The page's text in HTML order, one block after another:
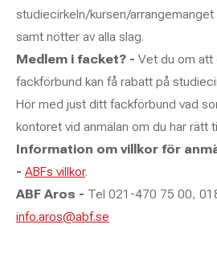
studiecirkeln/kursen/
samt nötter av alla slag.
Medlem i facket? - Vet du om att
fackförbund kan få rabatt på
Hör med just ditt fackförbund vad
kontoret vid anmälan om du har rätt
Information om villkor för
- ABFs villkor.
ABF Aros - Tel 021-470 75 00,
info.aros@abf.se